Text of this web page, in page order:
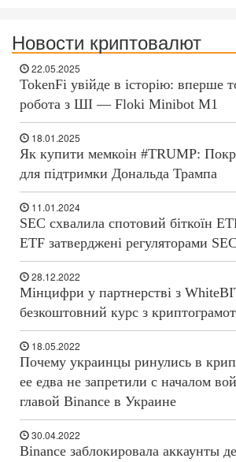
Новости криптовалют
22.05.2025
TokenFi увійде в історію: вперше
робота з ШІ — Floki Minibot M1
18.01.2025
Як купити мемкоін #TRUMP:
для підтримки Дональда Трампа
11.01.2024
SEC схвалила спотовий біткоїн
ETF затверджені регуляторами
28.12.2022
Мінцифри у партнерстві з
безкоштовний курс з
18.05.2022
Почему украинцы ринулись в
ее едва не запретили с началом
главой Binance в Украине
30.04.2022
Binance заблокировала аккаунты